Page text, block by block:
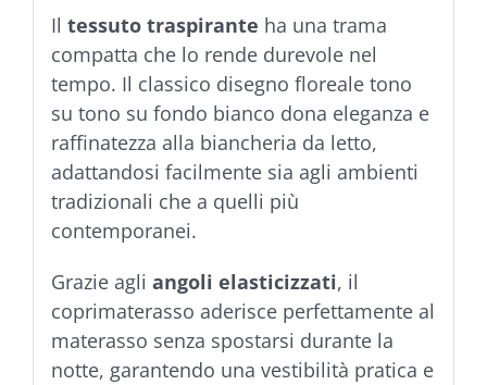
Il tessuto traspirante ha una trama
compatta che lo rende durevole nel
tempo. Il classico disegno floreale tono
su tono su fondo bianco dona eleganza e
raffinatezza alla biancheria da letto,
adattandosi facilmente sia agli ambienti
tradizionali che a quelli più
contemporanei.
Grazie agli angoli elasticizzati, il
coprimaterasso aderisce perfettamente al
materasso senza spostarsi durante la
notte, garantendo una vestibilità pratica e